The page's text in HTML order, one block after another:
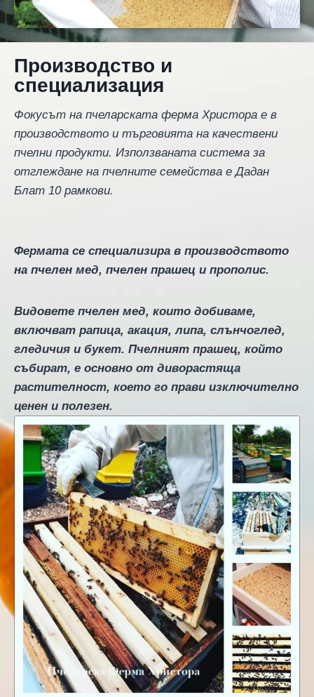
Производство и
специализация
Фокусът на пчеларската ферма Христора е в
производството и търговията на качествени
пчелни продукти. Използваната система за
отглеждане на пчелните семейства е Дадан
Блат 10 рамкови.
Фермата се специализира в производството
на пчелен мед, пчелен прашец и прополис.
Видовете пчелен мед, които добиваме,
включват рапица, акация, липа, слънчоглед,
гледичия и букет. Пчелният прашец, който
събират, е основно от диворастяща
растителност, което го прави изключително
ценен и полезен.